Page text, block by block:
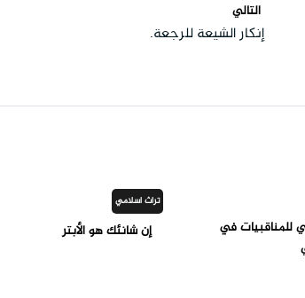
التالي
إنكار الشيعة للرجعة.
للمناقبيات في
تراث اسلامي
إن شانئك هو الأبتر